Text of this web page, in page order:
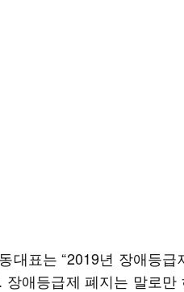
대표는 “2019년 장애등
장애등급제 폐지는 말로